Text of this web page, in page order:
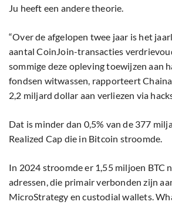
Ju heeft een andere theorie.
“Over de afgelopen twee jaar is het
aantal CoinJoin-transacties
sommige deze opleving toewijzen aan
fondsen witwassen, rapporteert
2,2 miljard dollar aan verliezen via
Dat is minder dan 0,5% van de 377
Realized Cap die in Bitcoin stroomde.
In 2024 stroomde er 1,55 miljoen BTC
adressen, die primair verbonden zijn
MicroStrategy en custodial wallets.